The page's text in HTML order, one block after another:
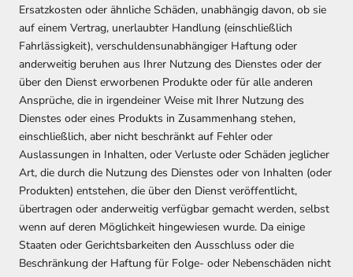
Ersatzkosten oder ähnliche Schäden, unabhängig davon, ob sie
auf einem Vertrag, unerlaubter Handlung (einschließlich
Fahrlässigkeit), verschuldensunabhängiger Haftung oder
anderweitig beruhen aus Ihrer Nutzung des Dienstes oder der
über den Dienst erworbenen Produkte oder für alle anderen
Ansprüche, die in irgendeiner Weise mit Ihrer Nutzung des
Dienstes oder eines Produkts in Zusammenhang stehen,
einschließlich, aber nicht beschränkt auf Fehler oder
Auslassungen in Inhalten, oder Verluste oder Schäden jeglicher
Art, die durch die Nutzung des Dienstes oder von Inhalten (oder
Produkten) entstehen, die über den Dienst veröffentlicht,
übertragen oder anderweitig verfügbar gemacht werden, selbst
wenn auf deren Möglichkeit hingewiesen wurde. Da einige
Staaten oder Gerichtsbarkeiten den Ausschluss oder die
Beschränkung der Haftung für Folge- oder Nebenschäden nicht